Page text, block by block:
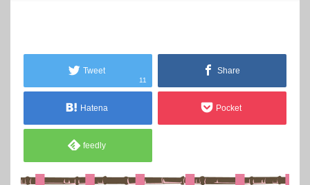
Tweet
11
Share
Hatena Pocket
feedly